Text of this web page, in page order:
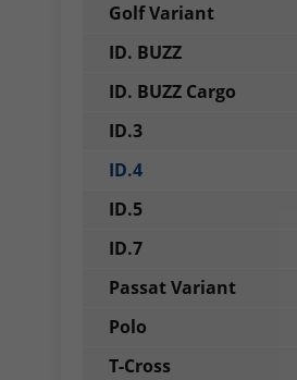
Golf Variant
ID. BUZZ
ID. BUZZ Cargo
ID.3
ID.4
ID.5
ID.7
Passat Variant
Polo
T-Cross